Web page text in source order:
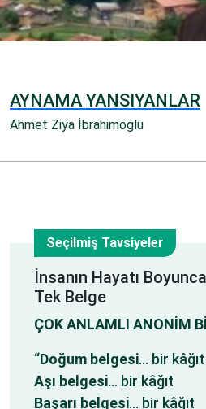
AYNAMA YANSIYANLAR
Ahmet Ziya İbrahimoğlu
1
Seçilmiş Tavsiyeler
İnsanın Hayatı
Tek Belge
ÇOK ANLAMLI ANONİM
“Doğum belgesi… bir kâğıt
Aşı belgesi… bir kâğıt
Başarı belgesi… bir kâğıt